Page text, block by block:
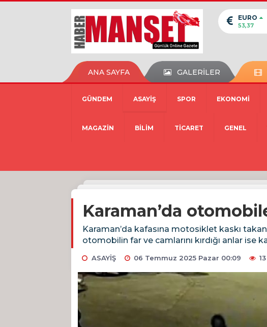
EURO
53,37
ANA SAYFA GALERİLER
GÜNDEM ASAYİŞ SPOR EKONOMİ
MAGAZİN BİLİM TİCARET GENEL
Karaman’da
Karaman’da kafasına motosiklet kaskı
otomobilin far ve camlarını kırdığı anlar ise
ASAYİŞ 06 Temmuz 2025 Pazar 00:09 13